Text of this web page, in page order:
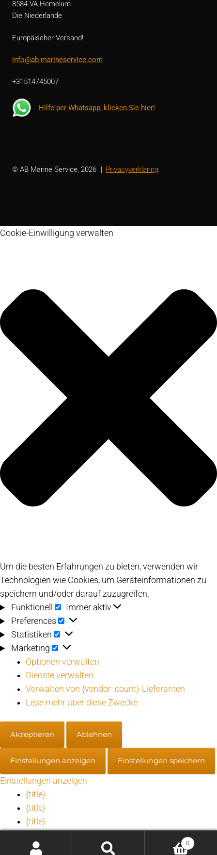
8584 VA Hemelum
Die Niederlande
Europäischer Versand!
info@ab-marineservice.com
+31514745007
Hilfe per Whatsapp, klicken Sie hier!
© AB Marine Service, 2026 Privacyverklaring
0
Cookie-Einwilligung verwalten
Um die besten Erfahrungen zu bieten, verwenden wir
Technologien wie Cookies, um Geräteinformationen zu
speichern und/oder darauf zuzugreifen.
Funktionell
Funktionell
Immer aktiv
Preferences
Preferences
Statistiken Statistiken
Marketing Marketing
Optionen verwalten
Dienste verwalten
Verwalten von {vendor_count}-Lieferanten
Lese mehr über diese Zwecke
Akzeptieren Ablehnen
Einstellungen anzeigen Einstellungen speichern
Einstellungen anzeigen
{title}
{title}
{title}